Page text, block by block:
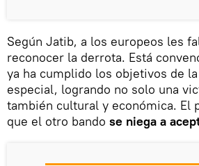
Según Jatib, a los europeos les
reconocer la derrota. Está
ya ha cumplido los objetivos de
especial, logrando no solo una
también cultural y económica. El
que el otro bando se niega a